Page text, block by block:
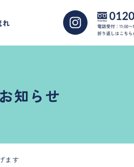
れ
お知らせ
ます